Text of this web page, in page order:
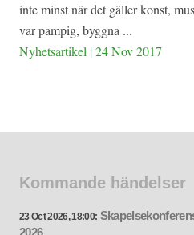
inte minst när det gäller konst,
var pampig, byggna ...
Nyhetsartikel | 24 Nov 2017
Kommande händelser
23 Oct 2026, 18:00: